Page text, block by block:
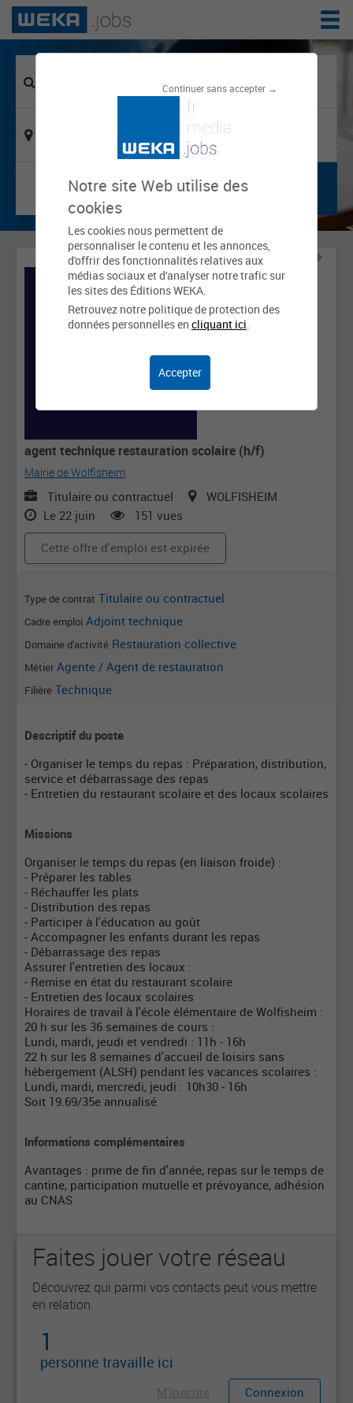
Continuer sans accepter →
Notre site Web utilise des
cookies
Les cookies nous permettent de
personnaliser le contenu et les annonces,
d'offrir des fonctionnalités relatives aux
médias sociaux et d'analyser notre trafic sur
les sites des Éditions WEKA.
Retrouvez notre politique de protection des
données personnelles en cliquant ici.
Accepter
agent technique restauration scolaire (h/f)
Mairie de Wolfisheim
Titulaire ou contractuel
WOLFISHEIM
Le 22 juin
151 vues
Cette offre d'emploi est expirée
Type de contrat Titulaire ou contractuel
Cadre emploi Adjoint technique
Domaine d'activité Restauration collective
Métier Agente / Agent de restauration
Filière Technique
Descriptif du poste
- Organiser le temps du repas : Préparation, distribution,
service et débarrassage des repas
- Entretien du restaurant scolaire et des locaux scolaires
Missions
Organiser le temps du repas (en liaison froide) :
- Préparer les tables
- Réchauffer les plats
- Distribution des repas
- Participer à l'éducation au goût
- Accompagner les enfants durant les repas
- Débarrassage des repas
Assurer l'entretien des locaux :
- Remise en état du restaurant scolaire
- Entretien des locaux scolaires
Horaires de travail à l'école élémentaire de Wolfisheim :
20 h sur les 36 semaines de cours :
Lundi, mardi, jeudi et vendredi : 11h - 16h
22 h sur les 8 semaines d'accueil de loisirs sans
hébergement (ALSH) pendant les vacances scolaires :
Lundi, mardi, mercredi, jeudi : 10h30 - 16h
Soit 19.69/35e annualisé
Informations complémentaires
Avantages : prime de fin d'année, repas sur le temps de
cantine, participation mutuelle et prévoyance, adhésion
au CNAS
Faites jouer votre réseau
Découvrez qui parmi vos contacts peut vous mettre
en relation.
1
personne travaille ici
M'inscrire Connexion